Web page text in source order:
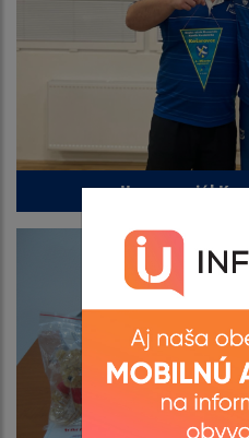
II. memoriál